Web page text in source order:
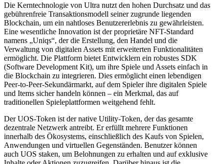
Die Kerntechnologie von Ultra nutzt den hohen Durchsatz und das
gebührenfreie Transaktionsmodell seiner zugrunde liegenden
Blockchain, um ein nahtloses Benutzererlebnis zu gewährleisten.
Eine wesentliche Innovation ist der proprietäre NFT-Standard
namens „Uniqs“, der die Erstellung, den Handel und die
Verwaltung von digitalen Assets mit erweiterten Funktionalitäten
ermöglicht. Die Plattform bietet Entwicklern ein robustes SDK
(Software Development Kit), um ihre Spiele und Assets einfach in
die Blockchain zu integrieren. Dies ermöglicht einen lebendigen
Peer-to-Peer-Sekundärmarkt, auf dem Spieler ihre digitalen Spiele
und Items sicher handeln können – ein Merkmal, das auf
traditionellen Spieleplattformen weitgehend fehlt.
Der UOS-Token ist der native Utility-Token, der das gesamte
dezentrale Netzwerk antreibt. Er erfüllt mehrere Funktionen
innerhalb des Ökosystems, einschließlich des Kaufs von Spielen,
Anwendungen und virtuellen Gegenständen. Benutzer können
auch UOS staken, um Belohnungen zu erhalten und auf exklusive